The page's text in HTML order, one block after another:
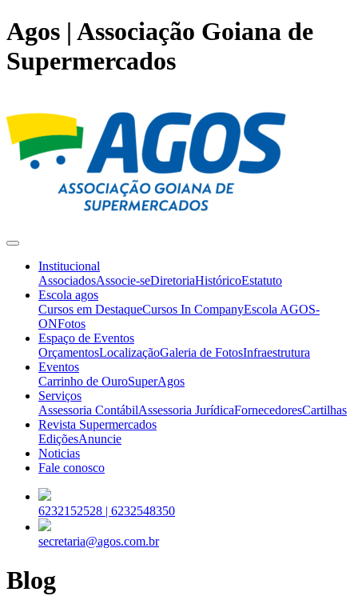
Agos | Associação Goiana de
Supermercados
Institucional
AssociadosAssocie-seDiretoriaHistóricoEstatuto
Escola agos
Cursos em DestaqueCursos In CompanyEscola AGOS-
ONFotos
Espaço de Eventos
OrçamentosLocalizaçãoGaleria de FotosInfraestrutura
Eventos
Carrinho de OuroSuperAgos
Serviços
Assessoria ContábilAssessoria JurídicaFornecedoresCartilhas
Revista Supermercados
EdiçõesAnuncie
Noticias
Fale conosco
6232152528 | 6232548350
secretaria@agos.com.br
Blog